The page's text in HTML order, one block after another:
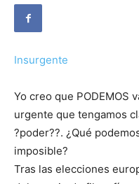
Insurgente
Yo creo que PODEMOS
urgente que tengamos
?poder??. ¿Qué
imposible?
Tras las elecciones